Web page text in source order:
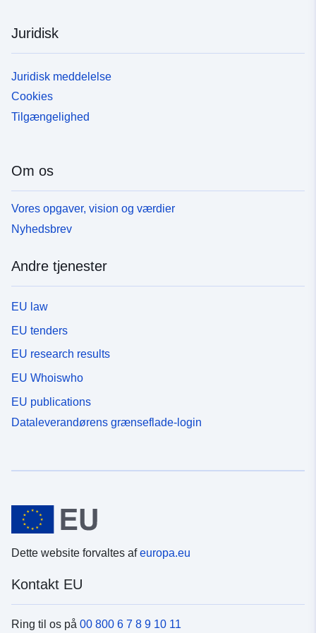
Juridisk
Juridisk meddelelse
Cookies
Tilgængelighed
Om os
Vores opgaver, vision og værdier
Nyhedsbrev
Andre tjenester
EU law
EU tenders
EU research results
EU Whoiswho
EU publications
Dataleverandørens grænseflade-login
Dette website forvaltes afeuropa.eu
Kontakt EU
Ring til os på 00 800 6 7 8 9 10 11